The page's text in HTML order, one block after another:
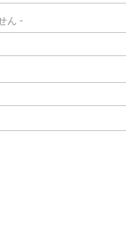
ん -